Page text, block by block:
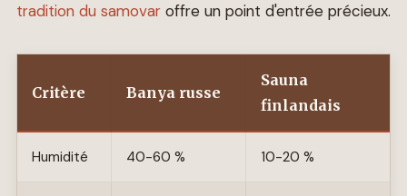
tradition du samovaroffre un point d'entrée précieux.
Critère Banya russe
Sauna
finlandais
Humidité 40-60 % 10-20 %